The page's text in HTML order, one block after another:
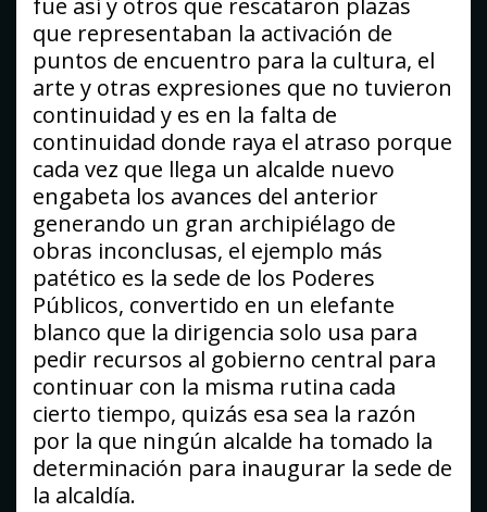
fue así y otros que rescataron plazas
que representaban la activación de
puntos de encuentro para la cultura, el
arte y otras expresiones que no tuvieron
continuidad y es en la falta de
continuidad donde raya el atraso porque
cada vez que llega un alcalde nuevo
engabeta los avances del anterior
generando un gran archipiélago de
obras inconclusas, el ejemplo más
patético es la sede de los Poderes
Públicos, convertido en un elefante
blanco que la dirigencia solo usa para
pedir recursos al gobierno central para
continuar con la misma rutina cada
cierto tiempo, quizás esa sea la razón
por la que ningún alcalde ha tomado la
determinación para inaugurar la sede de
la alcaldía.